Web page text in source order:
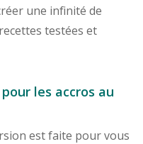
une infinité de
testées et
les accros au
est faite pour vous